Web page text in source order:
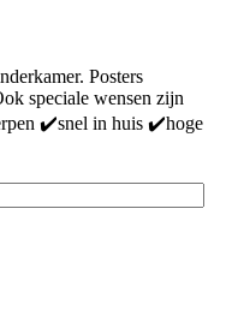
Posters
speciale wensen zijn
✔️snel in huis ✔️hoge